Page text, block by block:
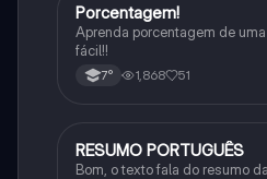
Matematica
Porcentagem!
Aprenda porcentagem de
fácil!!
7° 1,868 51
Português
RESUMO PORTUGUÊS
Bom, o texto fala do resumo